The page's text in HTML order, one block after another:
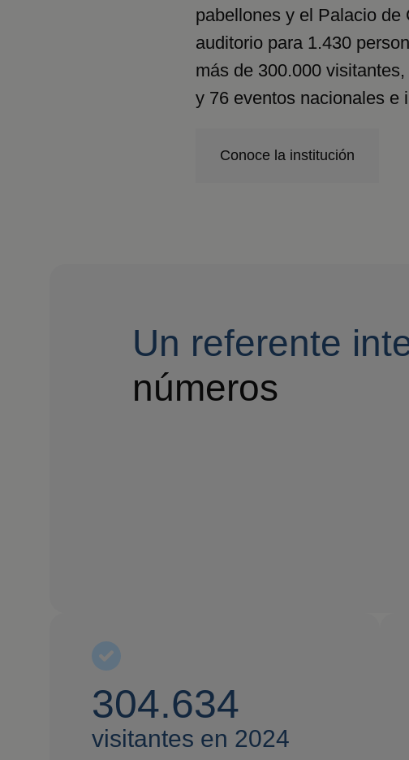
pabellones y el Palacio de
auditorio para 1.430
más de 300.000
y 76 eventos nacionales e
Conoce la institución
Un referente
números
304.634
visitantes en 2024